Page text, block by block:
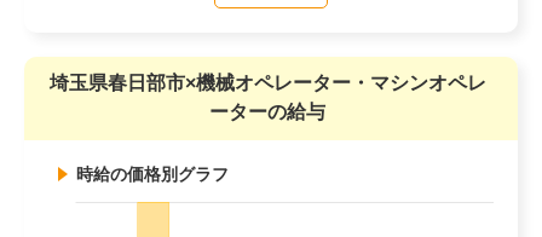
埼玉県春日部市×機械オペレーター・マシンオペレ
ーターの給与
時給の価格別グラフ